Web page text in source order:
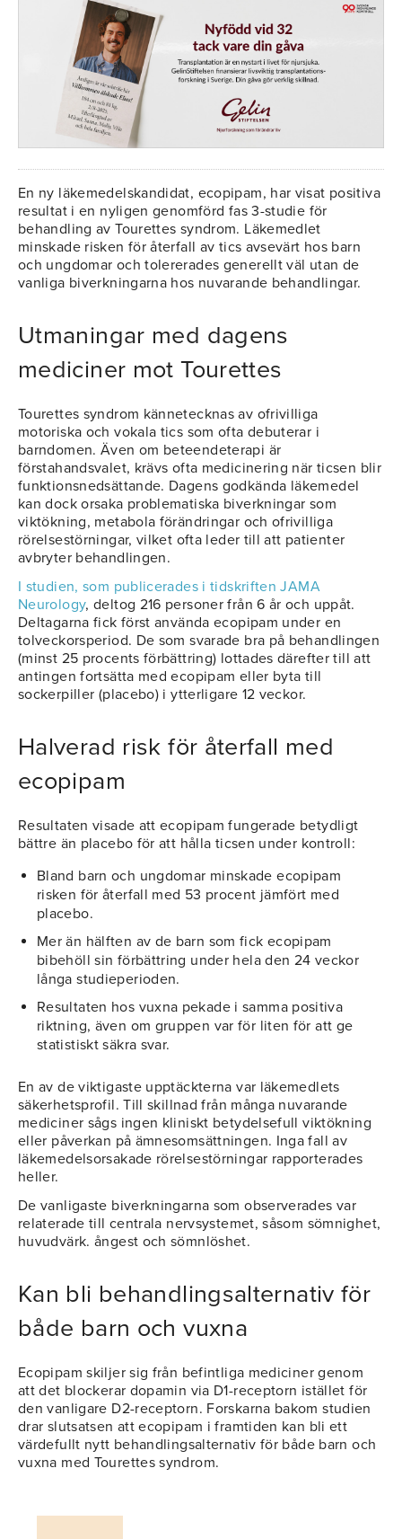
En ny läkemedelskandidat, ecopipam, har visat positiva
resultat i en nyligen genomförd fas 3-studie för
behandling av Tourettes syndrom. Läkemedlet
minskade risken för återfall av tics avsevärt hos barn
och ungdomar och tolererades generellt väl utan de
vanliga biverkningarna hos nuvarande behandlingar.
Utmaningar med dagens
mediciner mot Tourettes
Tourettes syndrom kännetecknas av ofrivilliga
motoriska och vokala tics som ofta debuterar i
barndomen. Även om beteendeterapi är
förstahandsvalet, krävs ofta medicinering när ticsen blir
funktionsnedsättande. Dagens godkända läkemedel
kan dock orsaka problematiska biverkningar som
viktökning, metabola förändringar och ofrivilliga
rörelsestörningar, vilket ofta leder till att patienter
avbryter behandlingen.
I studien, som publicerades i tidskriften JAMA
Neurology, deltog 216 personer från 6 år och uppåt.
Deltagarna fick först använda ecopipam under en
tolveckorsperiod. De som svarade bra på behandlingen
(minst 25 procents förbättring) lottades därefter till att
antingen fortsätta med ecopipam eller byta till
sockerpiller (placebo) i ytterligare 12 veckor.
Halverad risk för återfall med
ecopipam
Resultaten visade att ecopipam fungerade betydligt
bättre än placebo för att hålla ticsen under kontroll:
Bland barn och ungdomar minskade ecopipam
risken för återfall med 53 procent jämfört med
placebo.
Mer än hälften av de barn som fick ecopipam
bibehöll sin förbättring under hela den 24 veckor
långa studieperioden.
Resultaten hos vuxna pekade i samma positiva
riktning, även om gruppen var för liten för att ge
statistiskt säkra svar.
En av de viktigaste upptäckterna var läkemedlets
säkerhetsprofil. Till skillnad från många nuvarande
mediciner sågs ingen kliniskt betydelsefull viktökning
eller påverkan på ämnesomsättningen. Inga fall av
läkemedelsorsakade rörelsestörningar rapporterades
heller.
De vanligaste biverkningarna som observerades var
relaterade till centrala nervsystemet, såsom sömnighet,
huvudvärk. ångest och sömnlöshet.
Kan bli behandlingsalternativ för
både barn och vuxna
Ecopipam skiljer sig från befintliga mediciner genom
att det blockerar dopamin via D1-receptorn istället för
den vanligare D2-receptorn. Forskarna bakom studien
drar slutsatsen att ecopipam i framtiden kan bli ett
värdefullt nytt behandlingsalternativ för både barn och
vuxna med Tourettes syndrom.